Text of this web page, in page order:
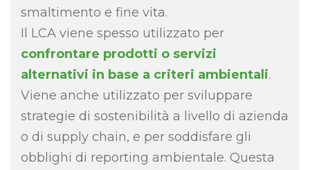
smaltimento e fine vita.
Il LCA viene spesso utilizzato per
confrontare prodotti o servizi
alternativi in base a criteri ambientali.
Viene anche utilizzato per sviluppare
strategie di sostenibilità a livello di azienda
o di supply chain, e per soddisfare gli
obblighi di reporting ambientale. Questa